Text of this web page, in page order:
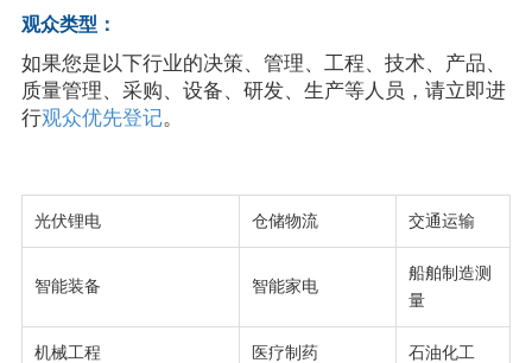
观众类型：
如果您是以下行业的决策、管理、工程、技术、产品、
质量管理、采购、设备、研发、生产等人员，请立即进
行观众优先登记。
光伏锂电 仓储物流 交通运输
智能装备 智能家电
船舶制造测
量
机械工程 医疗制药 石油化工